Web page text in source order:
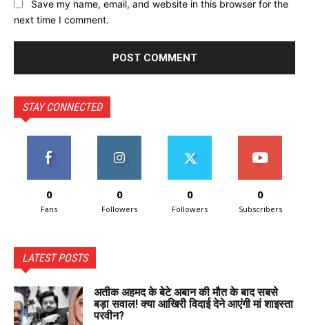
Save my name, email, and website in this browser for the
next time I comment.
STAY CONNECTED
0
Fans
0
Followers
0
Followers
0
Subscribers
LATEST POSTS
अतीक अहमद के बेटे अबान की मौत के बाद सबसे
बड़ा सवाल! क्या आखिरी विदाई देने आएंगी मां शाइस्ता
परवीन?